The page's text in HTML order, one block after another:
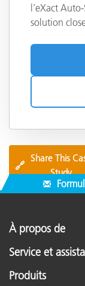
l’eXact
solution
🔗
Share This
Study
À propos de
Service et
Produits